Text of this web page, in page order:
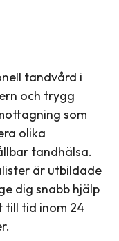
tandvård i
och trygg
som
olika
tandhälsa.
är utbildade
dig snabb hjälp
till tid inom 24